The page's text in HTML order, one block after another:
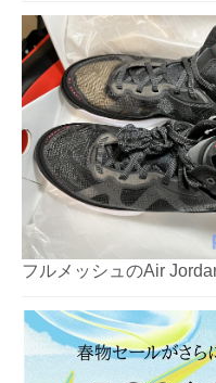
フルメッシュのAir